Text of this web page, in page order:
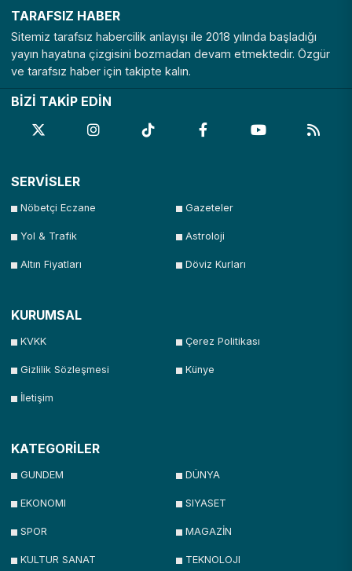
TARAFSIZ HABER
Sitemiz tarafsız habercilik anlayışı ile 2018 yılında başladığı
yayın hayatına çizgisini bozmadan devam etmektedir. Özgür
ve tarafsız haber için takipte kalın.
BİZİ TAKİP EDİN
SERVİSLER
Nöbetçi Eczane Gazeteler
Yol & Trafik Astroloji
Altın Fiyatları Döviz Kurları
KURUMSAL
KVKK Çerez Politikası
Gizlilik Sözleşmesi Künye
İletişim
KATEGORİLER
GUNDEM DÜNYA
EKONOMI SIYASET
SPOR MAGAZİN
KULTUR SANAT TEKNOLOJI